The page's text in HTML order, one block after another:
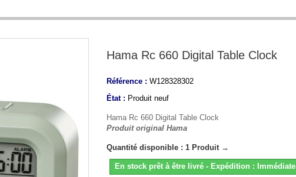
Hama Rc 660 Digital Table Clock
Référence : W128328302
État : Produit neuf
Hama Rc 660 Digital Table Clock
Produit original Hama
Quantité disponible : 1 Produit →
En stock prêt à être livré - Expédition : Immédiate